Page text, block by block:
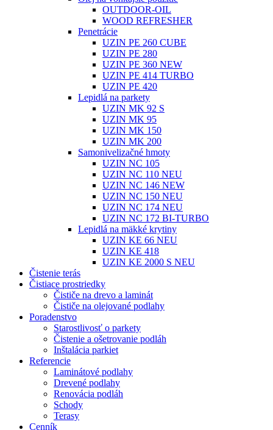
OUTDOOR-OIL
WOOD REFRESHER
Penetrácie
UZIN PE 260 CUBE
UZIN PE 280
UZIN PE 360 NEW
UZIN PE 414 TURBO
UZIN PE 420
Lepidlá na parkety
UZIN MK 92 S
UZIN MK 95
UZIN MK 150
UZIN MK 200
Samonivelizačné hmoty
UZIN NC 105
UZIN NC 110 NEU
UZIN NC 146 NEW
UZIN NC 150 NEU
UZIN NC 174 NEU
UZIN NC 172 BI-TURBO
Lepidlá na mäkké krytiny
UZIN KE 66 NEU
UZIN KE 418
UZIN KE 2000 S NEU
Čistenie terás
Čistiace prostriedky
Čističe na drevo a laminát
Čističe na olejované podlahy
Poradenstvo
Starostlivosť o parkety
Čistenie a ošetrovanie podláh
Inštalácia parkiet
Referencie
Laminátové podlahy
Drevené podlahy
Renovácia podláh
Schody
Terasy
Cenník